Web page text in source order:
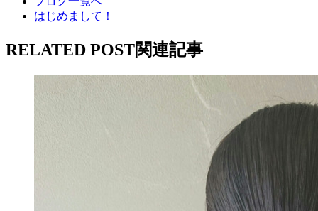
はじめまして！
RELATED POST関連記事